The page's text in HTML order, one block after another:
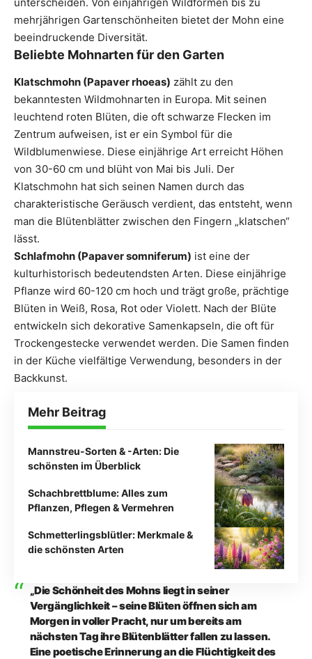
mehrjährigen Gartenschönheiten bietet der Mohn eine
beeindruckende Diversität.
Beliebte Mohnarten für den Garten
Klatschmohn (Papaver rhoeas) zählt zu den
bekanntesten Wildmohnarten in Europa. Mit seinen
leuchtend roten Blüten, die oft schwarze Flecken im
Zentrum aufweisen, ist er ein Symbol für die
Wildblumenwiese. Diese einjährige Art erreicht Höhen
von 30-60 cm und blüht von Mai bis Juli. Der
Klatschmohn hat sich seinen Namen durch das
charakteristische Geräusch verdient, das entsteht, wenn
man die Blütenblätter zwischen den Fingern „klatschen“
lässt.
Schlafmohn (Papaver somniferum) ist eine der
kulturhistorisch bedeutendsten Arten. Diese einjährige
Pflanze wird 60-120 cm hoch und trägt große, prächtige
Blüten in Weiß, Rosa, Rot oder Violett. Nach der Blüte
entwickeln sich dekorative Samenkapseln, die oft für
Trockengestecke verwendet werden. Die Samen finden
in der Küche vielfältige Verwendung, besonders in der
Backkunst.
Mehr Beitrag
Mannstreu-Sorten & -Arten: Die
schönsten im Überblick
Schachbrettblume: Alles zum
Pflanzen, Pflegen & Vermehren
Schmetterlingsblütler: Merkmale &
die schönsten Arten
„Die Schönheit des Mohns liegt in seiner
Vergänglichkeit – seine Blüten öffnen sich am
Morgen in voller Pracht, nur um bereits am
nächsten Tag ihre Blütenblätter fallen zu lassen.
Eine poetische Erinnerung an die Flüchtigkeit des